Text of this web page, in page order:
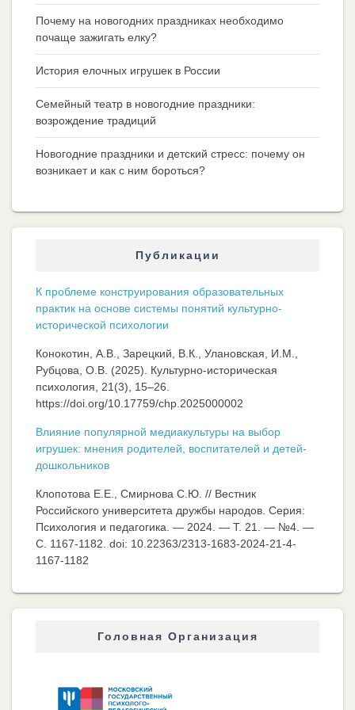
Почему на новогодних праздниках необходимо
почаще зажигать елку?
История елочных игрушек в России
Семейный театр в новогодние праздники:
возрождение традиций
Новогодние праздники и детский стресс: почему он
возникает и как с ним бороться?
Публикации
К проблеме конструирования образовательных
практик на основе системы понятий культурно-
исторической психологии
Конокотин, А.В., Зарецкий, В.К., Улановская, И.М.,
Рубцова, О.В. (2025). Культурно-историческая
психология, 21(3), 15–26.
https://doi.org/10.17759/chp.2025000002
Влияние популярной медиакультуры на выбор
игрушек: мнения родителей, воспитателей и детей-
дошкольников
Клопотова Е.Е., Смирнова С.Ю. // Вестник
Российского университета дружбы народов. Серия:
Психология и педагогика. — 2024. — Т. 21. — №4. —
C. 1167-1182. doi: 10.22363/2313-1683-2024-21-4-
1167-1182
Головная Организация